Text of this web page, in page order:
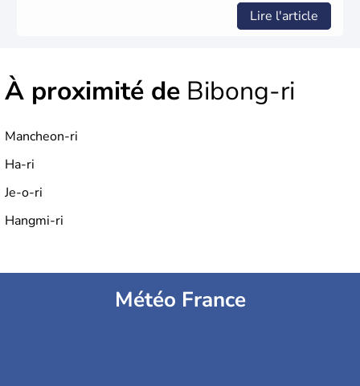
Lire l'article
À proximité de Bibong-ri
Mancheon-ri
Ha-ri
Je-o-ri
Hangmi-ri
Météo France